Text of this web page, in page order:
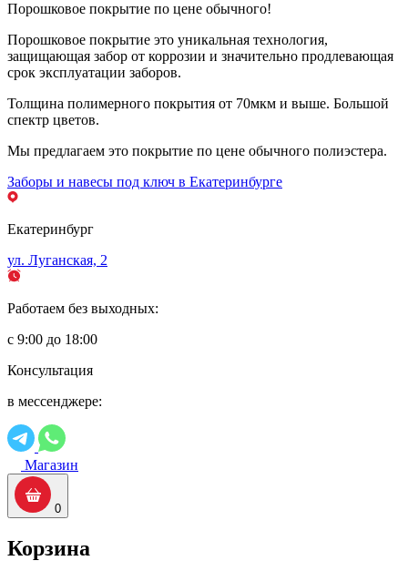
Порошковое покрытие по цене обычного!
Порошковое покрытие это уникальная технология,
защищающая забор от коррозии и значительно продлевающая
срок эксплуатации заборов.
Толщина полимерного покрытия от 70мкм и выше. Большой
спектр цветов.
Мы предлагаем это покрытие по цене обычного полиэстера.
Заборы и навесы под ключ в Екатеринбурге
Екатеринбург
ул. Луганская, 2
Работаем без выходных:
с 9:00 до 18:00
Консультация
в мессенджере:
Магазин
0
Корзина